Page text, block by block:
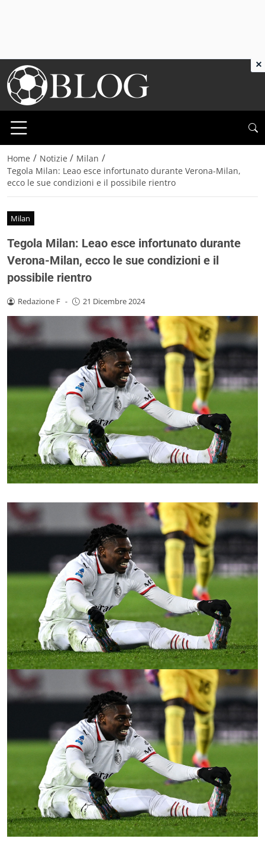
Home / Notizie / Milan /
Tegola Milan: Leao esce infortunato durante Verona-Milan,
ecco le sue condizioni e il possibile rientro
Milan
Tegola Milan: Leao esce infortunato durante
Verona-Milan, ecco le sue condizioni e il
possibile rientro
Redazione F - 21 Dicembre 2024
×